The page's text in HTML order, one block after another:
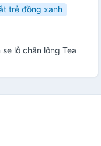
trẻ đồng xanh
lỗ chân lông Tea